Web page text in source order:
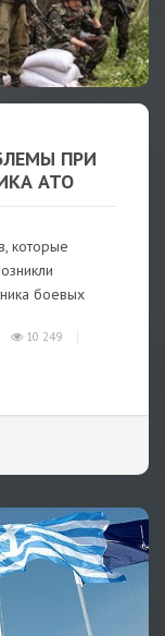
ПРИ
АТО
которые
боевых
10 249